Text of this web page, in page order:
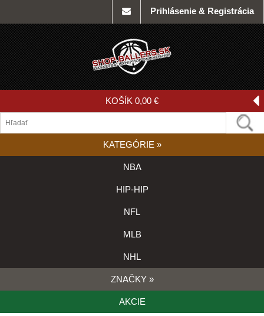
Prihlásenie & Registrácia
KOŠÍK 0,00 €
KATEGÓRIE »
NBA
HIP-HIP
NFL
MLB
NHL
ZNAČKY »
AKCIE